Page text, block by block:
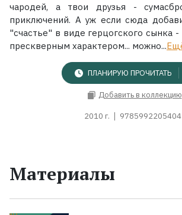
чародей, а твои друзья -
приключений. А уж если сюда
"счастье" в виде герцогского сынка
прескверным характером... можно...
ПЛАНИРУЮ ПРОЧИТАТЬ
Добавить в коллекцию
2010 г. 9785992205404
Материалы